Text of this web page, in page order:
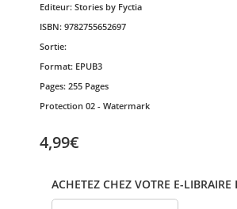
Editeur: Stories by Fyctia
ISBN: 9782755652697
Sortie:
Format: EPUB3
Pages: 255 Pages
Protection 02 - Watermark
4,99€
ACHETEZ CHEZ VOTRE E-LIBRAIRE